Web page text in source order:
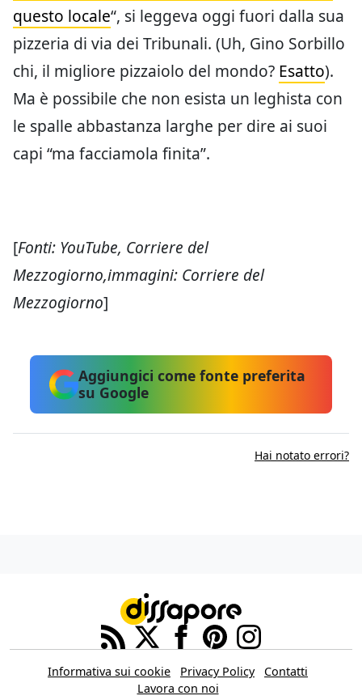
questo locale“, si leggeva oggi fuori dalla sua
pizzeria di via dei Tribunali. (Uh, Gino Sorbillo
chi, il migliore pizzaiolo del mondo? Esatto).
Ma è possibile che non esista un leghista con
le spalle abbastanza larghe per dire ai suoi
capi “ma facciamola finita”.
[Fonti: YouTube, Corriere del
Mezzogiorno,immagini: Corriere del
Mezzogiorno]
Aggiungici come fonte preferita
su Google
Hai notato errori?
Informativa sui cookie Privacy Policy
Contatti
Lavora con noi